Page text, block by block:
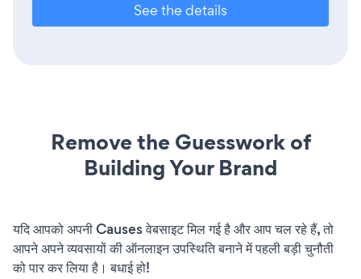
See the details
Remove the Guesswork of
Building Your Brand
यदि आपको अपनी Causes वेबसाइट मिल गई है और आप चल रहे हैं, तो
आपने अपने व्यवसायों की ऑनलाइन उपस्थिति बनाने में पहली बड़ी चुनौती
को पार कर लिया है। बधाई हो!